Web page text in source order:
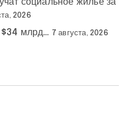
социальное жилье за
2026
$34 млрд… 7 августа, 2026